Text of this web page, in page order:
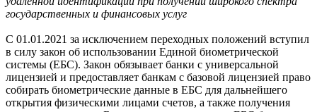
государственных и финансовых услуг
С 01.01.2021 за исключением переходных положений вступил
в силу закон об использовании Единой биометрической
системы (ЕБС). Закон обязывает банки с универсальной
лицензией и предоставляет банкам с базовой лицензией право
собирать биометрические данные в ЕБС для дальнейшего
открытия физическими лицами счетов, а также получения